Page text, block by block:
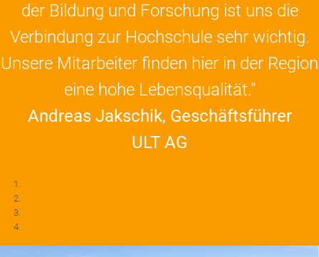
der Bildung und Forschung ist uns die
Verbindung zur Hochschule sehr wichtig.
Unsere Mitarbeiter finden hier in der Region
eine hohe Lebensqualität."
Andreas Jakschik, Geschäftsführer
ULT AG